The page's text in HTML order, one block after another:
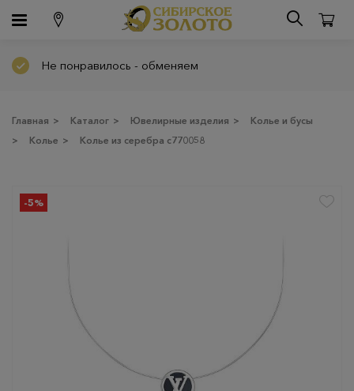
Не понравилось - обменяем
Главная > Каталог > Ювелирные изделия >
Колье и бусы
>
Колье > Колье из серебра с770058
-5%